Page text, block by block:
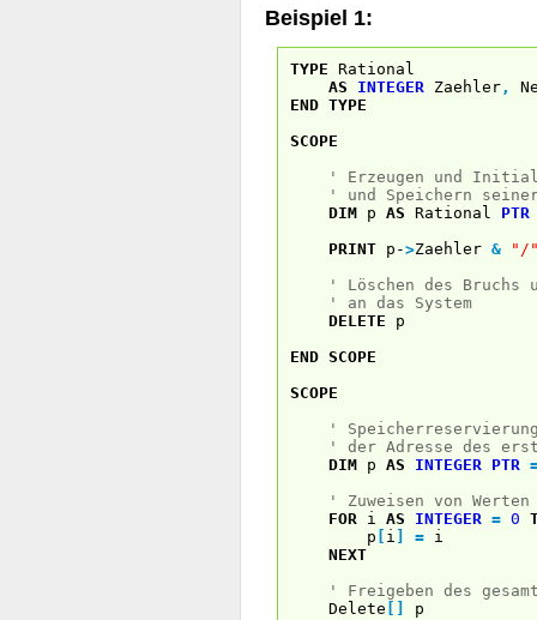
Beispiel 1:
TYPE Rational
AS
INTEGER Zaehler,
END TYPE
SCOPE
' Erzeugen und
' und Speichern
DIM p AS Rational PTR
PRINT p->Zaehler &
"/
' Löschen des Bruchs
' an das System
DELETE p
END SCOPE
SCOPE
'
' der Adresse des
DIM p AS INTEGER PTR
' Zuweisen von
FOR i AS INTEGER = 0
p
i = i
NEXT
' Freigeben des
Delete
p